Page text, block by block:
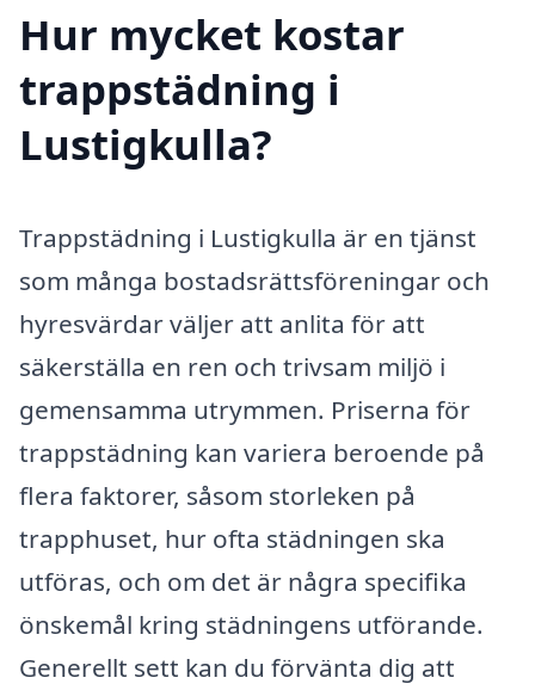
Hur mycket kostar
trappstädning i
Lustigkulla?
Trappstädning i Lustigkulla är en tjänst
som många bostadsrättsföreningar och
hyresvärdar väljer att anlita för att
säkerställa en ren och trivsam miljö i
gemensamma utrymmen. Priserna för
trappstädning kan variera beroende på
flera faktorer, såsom storleken på
trapphuset, hur ofta städningen ska
utföras, och om det är några specifika
önskemål kring städningens utförande.
Generellt sett kan du förvänta dig att